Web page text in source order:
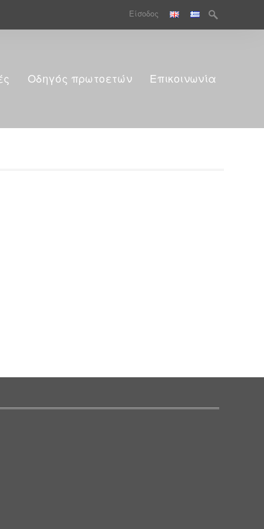
Είσοδος
Search
for:
Οδηγός πρωτοετών Επικοινωνία